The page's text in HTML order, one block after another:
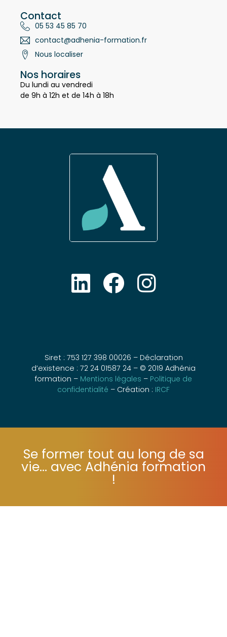
Contact
05 53 45 85 70
contact@adhenia-formation.fr
Nos horaires
Du lundi au vendredi
Siret : 753 127 398 00026 – Déclaration
d’existence : 72 24 01587 24 – © 2019 Adhénia
formation –Mentions légales– Politique de
Se former tout au long de sa
vie... avec Adhénia formation
!